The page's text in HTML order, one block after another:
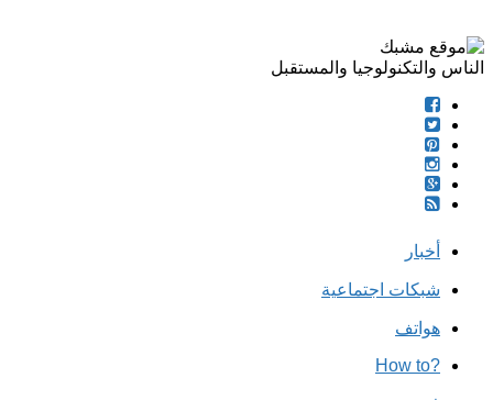
الناس والتكنولوجيا والمستقبل
أخبار
شبكات اجتماعية
هواتف
?How to